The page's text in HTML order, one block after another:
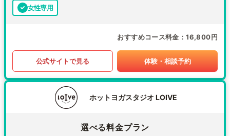
女性専用
おすすめコース料金 16,800円
公式サイトで見る 体験・相談予約
ホットヨガスタジオ LOIVE
選べる料金プラン